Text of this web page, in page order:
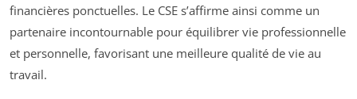
financières ponctuelles. Le CSE s’affirme ainsi comme un
partenaire incontournable pour équilibrer vie professionnelle
et personnelle, favorisant une meilleure qualité de vie au
travail.